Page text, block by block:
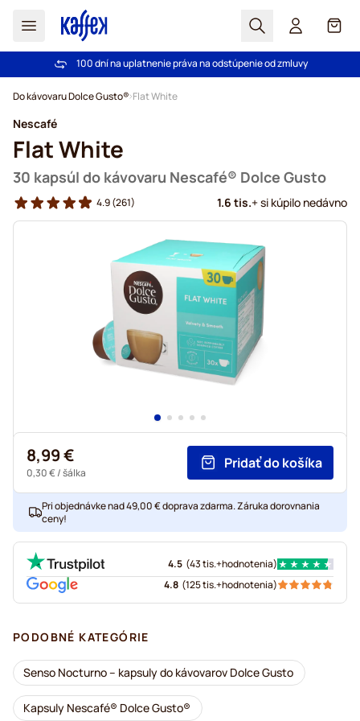
Hľadať Košík
Pri objednávke nad 49,00 € doprava zdarma
100 dní na uplatnenie práva na odstúpenie od zmluvy
Do kávovaru Dolce Gusto® Flat White
Nescafé
Flat White
30 kapsúl do kávovaru Nescafé® Dolce Gusto
4.9(261) 1.6 tis.+ si kúpilo nedávno
8,99 €
0,30 €/ šálka
Pridať do košíka
Pri objednávke nad 49,00 € doprava zdarma. Záruka dorovnania
ceny!
4.5 (43 tis.+hodnotenia)
4.8 (125 tis.+hodnotenia)
PODOBNÉ KATEGÓRIE
Senso Nocturno – kapsuly do kávovarov Dolce Gusto
Kapsuly Nescafé® Dolce Gusto®